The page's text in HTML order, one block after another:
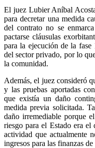
El juez Lubier Aníbal
para decretar una medida
del contrato no se
pactarse cláusulas
para la ejecución de la
del sector privado, por lo
la comunidad.
Además, el juez consideró
y las pruebas aportadas
que existía un daño
medida previa solicitada.
daño irremediable porque
riesgo para el Estado era
actividad que actualmente
ingresos para las finanzas